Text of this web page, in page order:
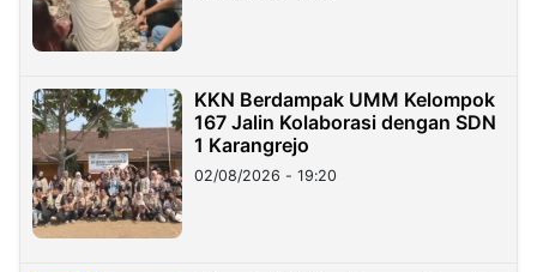
KKN Berdampak UMM Kelompok
167 Jalin Kolaborasi dengan SDN
1 Karangrejo
02/08/2026 - 19:20